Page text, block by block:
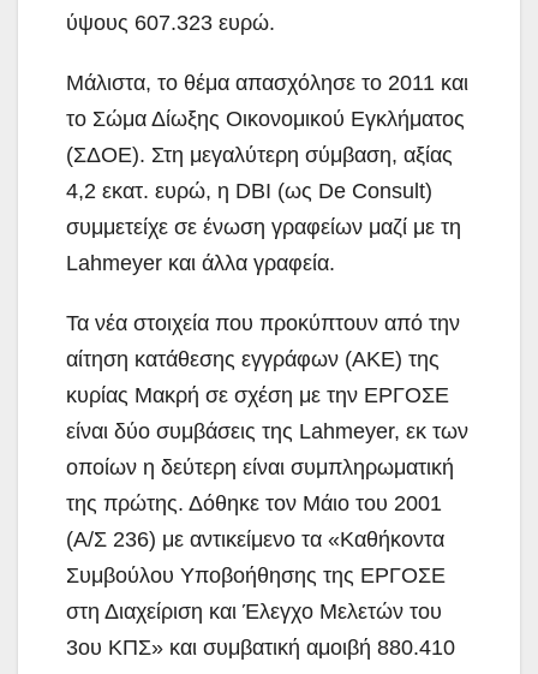
ύψους 607.323 ευρώ.
Μάλιστα, το θέμα απασχόλησε το 2011 και
το Σώμα Δίωξης Οικονομικού Εγκλήματος
(ΣΔΟΕ). Στη μεγαλύτερη σύμβαση, αξίας
4,2 εκατ. ευρώ, η DBI (ως De Consult)
συμμετείχε σε ένωση γραφείων μαζί με τη
Lahmeyer και άλλα γραφεία.
Τα νέα στοιχεία που προκύπτουν από την
αίτηση κατάθεσης εγγράφων (ΑΚΕ) της
κυρίας Μακρή σε σχέση με την ΕΡΓΟΣE
είναι δύο συμβάσεις της Lahmeyer, εκ των
οποίων η δεύτερη είναι συμπληρωματική
της πρώτης. Δόθηκε τον Μάιο του 2001
(Α/Σ 236) με αντικείμενο τα «Καθήκοντα
Συμβούλου Υποβοήθησης της ΕΡΓΟΣΕ
στη Διαχείριση και Έλεγχο Μελετών του
3ου ΚΠΣ» και συμβατική αμοιβή 880.410